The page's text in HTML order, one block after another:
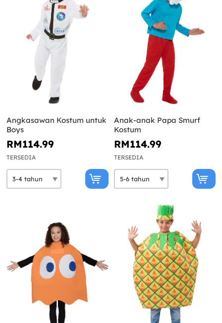
Angkasawan Kostum untuk
Boys
RM114.99
TERSEDIA
Anak-anak Papa Smurf
Kostum
RM114.99
TERSEDIA